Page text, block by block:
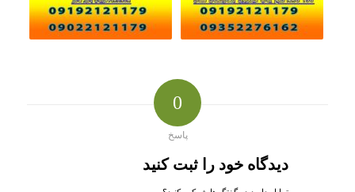
0
پاسخ
دیدگاه خود را ثبت کنید